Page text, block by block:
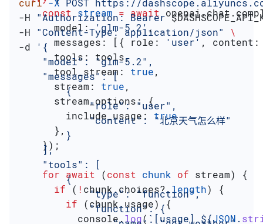
    const
stream = await openai.chat .
      model:
'glm-5.2' ,
      messages:
[{ role: 'user' , content:
      tools:
tools,
      tool_stream:
true,
      stream:
true,
      stream_options:
{
        include_usage:
true
      },
    });
    for
await (const chunk of stream) {
      if
( ! chunk . choices?. length) {
        if
(chunk . usage) {
          console
. log( `[usage] ${JSON .
-H "Authorization: Bearer
-H "Content-Type: application/json"
\
-d
'{
    "model": "glm-5.2",
    "messages": [
        {
            "role": "user",
            "content": "北京天气怎么样"
        }
    ],
    "tools": [
        {
            "type": "function",
            "function": {